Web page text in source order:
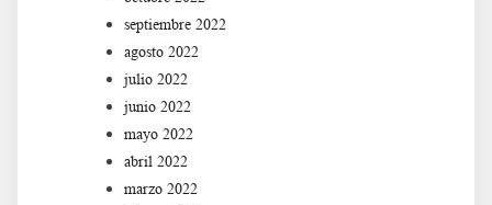
septiembre 2022
agosto 2022
julio 2022
junio 2022
mayo 2022
abril 2022
marzo 2022